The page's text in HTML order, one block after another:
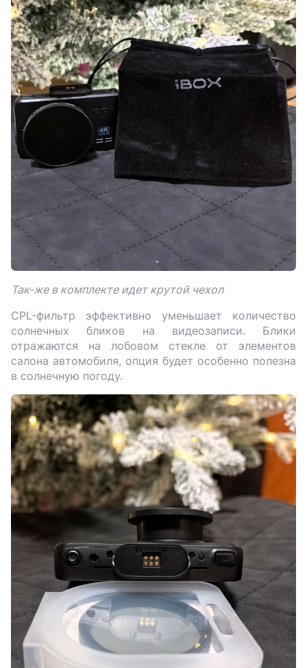
Так-же в комплекте идет крутой чехол
CPL-фильтр эффективно уменьшает количество
солнечных бликов на видеозаписи. Блики
отражаются на лобовом стекле от элементов
салона автомобиля, опция будет особенно полезна
в солнечную погоду.